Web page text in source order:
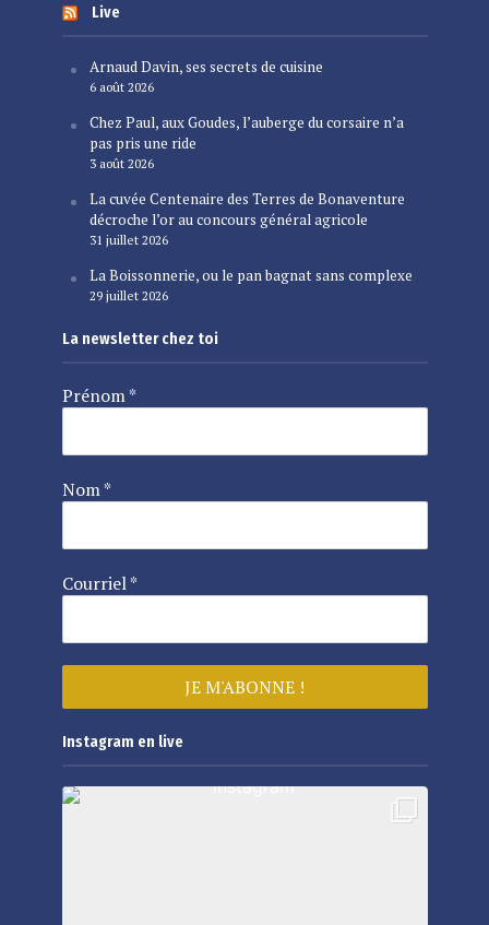
Live
Arnaud Davin, ses secrets de cuisine
6 août 2026
Chez Paul, aux Goudes, l’auberge du corsaire n’a
pas pris une ride
3 août 2026
La cuvée Centenaire des Terres de Bonaventure
décroche l’or au concours général agricole
31 juillet 2026
La Boissonnerie, ou le pan bagnat sans complexe
29 juillet 2026
La newsletter chez toi
Prénom*
Nom*
Courriel*
Instagram en live